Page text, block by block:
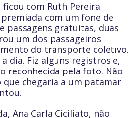
com Ruth Pereira
com um fone de
passagens gratuitas, duas
um dos passageiros
do transporte coletivo.
a dia. Fiz alguns registros e,
reconhecida pela foto. Não
que chegaria a um patamar
Ana Carla Ciciliato, não